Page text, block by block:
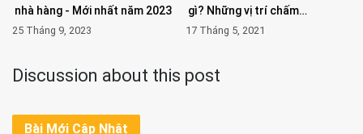
nhà hàng - Mới nhất năm 2023
25 Tháng 9, 2023
gì? Những vị trí chấm…
17 Tháng 5, 2021
Discussion about this post
Bài Mới Cập Nhật